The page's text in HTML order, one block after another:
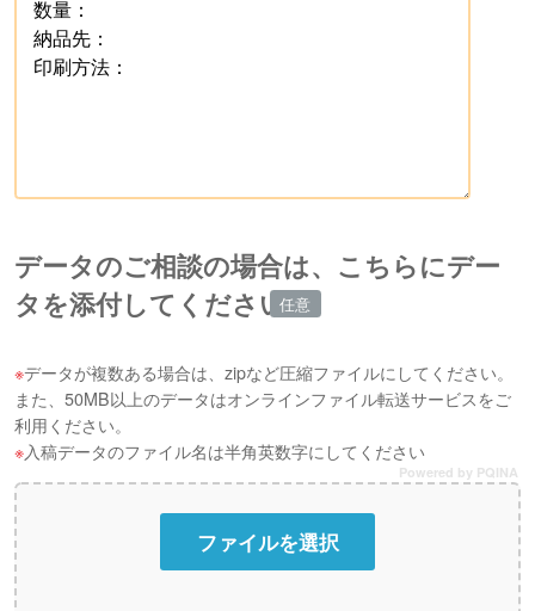
データのご相談の場合は、こちらにデー
タを添付してください
データが複数ある場合は、zipなど圧縮ファイルにしてください。
また、50MB以上のデータはオンラインファイル転送サービスをご
利用ください。
入稿データのファイル名は半角英数字にしてください
Powered by PQINA
ファイルを選択